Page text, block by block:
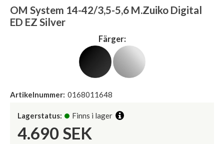
OM System 14-42/3,5-5,6 M.Zuiko Digital
ED EZ Silver
Färger:
Artikelnummer: 0168011648
Lagerstatus: Finns i lager
4.690 SEK